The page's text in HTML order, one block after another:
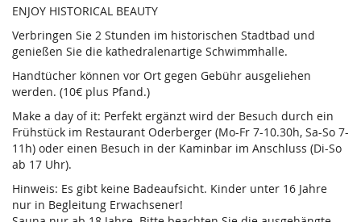
ENJOY HISTORICAL BEAUTY
Verbringen Sie 2 Stunden im historischen Stadtbad und
genießen Sie die kathedralenartige Schwimmhalle.
Handtücher können vor Ort gegen Gebühr ausgeliehen
werden. (10€ plus Pfand.)
Make a day of it: Perfekt ergänzt wird der Besuch durch ein
Frühstück im Restaurant Oderberger (Mo-Fr 7-10.30h, Sa-So 7-
11h) oder einen Besuch in der Kaminbar im Anschluss (Di-So
ab 17 Uhr).
Hinweis: Es gibt keine Badeaufsicht. Kinder unter 16 Jahre
nur in Begleitung Erwachsener!